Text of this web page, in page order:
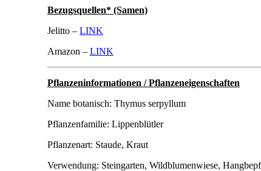
Bezugsquellen* (Samen)
Jelitto – LINK
Amazon – LINK
Pflanzeninformationen / Pflanzeneigenschaften
Name botanisch: Thymus serpyllum
Pflanzenfamilie: Lippenblütler
Pflanzenart: Staude, Kraut
Verwendung: Steingarten, Wildblumenwiese,